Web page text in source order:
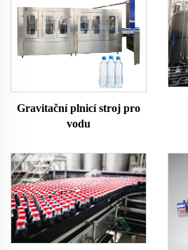
Gravitační plnicí stroj pro
vodu